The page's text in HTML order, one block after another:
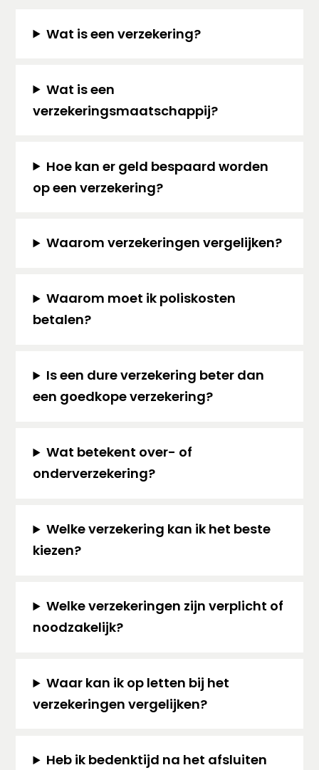
Wat is een verzekering?
Wat is een
verzekeringsmaatschappij?
Hoe kan er geld bespaard worden
op een verzekering?
Waarom verzekeringen vergelijken?
Waarom moet ik poliskosten
betalen?
Is een dure verzekering beter dan
een goedkope verzekering?
Wat betekent over- of
onderverzekering?
Welke verzekering kan ik het beste
kiezen?
Welke verzekeringen zijn verplicht of
noodzakelijk?
Waar kan ik op letten bij het
verzekeringen vergelijken?
Heb ik bedenktijd na het afsluiten